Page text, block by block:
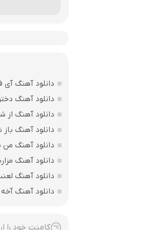
دانلود آهنگ
دانلود آهنگ
دانلود آهنگ از
دانلود آهنگ
دانلود آهنگ من
دانلود آهنگ
دانلود آهنگ
دانلود آهنگ
کامنت خود را